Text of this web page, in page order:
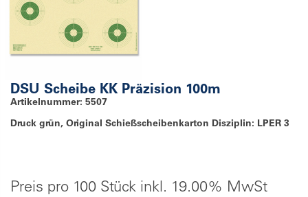
DSU Scheibe KK Präzision 100m
Artikelnummer: 5507
Druck grün, Original Schießscheibenkarton Disziplin: LPER 3
Preis pro 100 Stück inkl. 19.00% MwSt